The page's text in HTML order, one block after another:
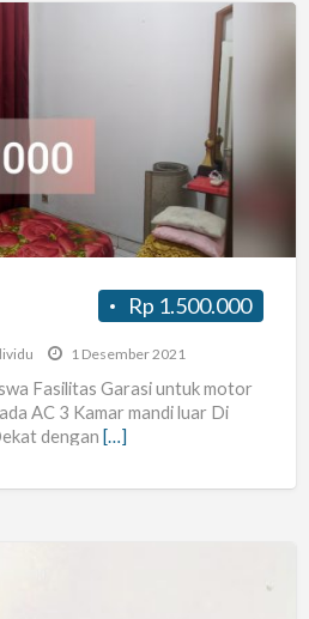
Rp 1.500.000
1 Desember 2021
Fasilitas Garasi untuk motor
AC 3 Kamar mandi luar Di
dengan […]